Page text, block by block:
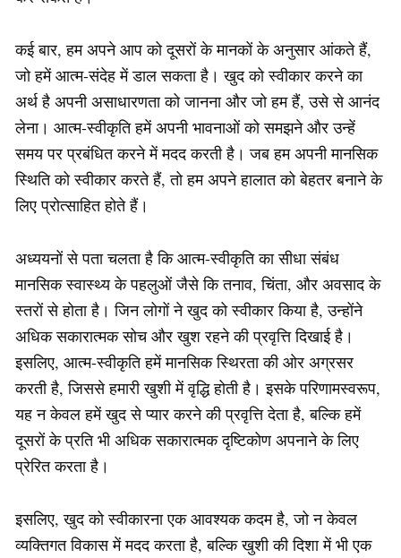
कई बार, हम अपने आप को दूसरों के मानकों के अनुसार आंकते हैं,
जो हमें आत्म-संदेह में डाल सकता है। खुद को स्वीकार करने का
अर्थ है अपनी असाधारणता को जानना और जो हम हैं, उसे से आनंद
लेना। आत्म-स्वीकृति हमें अपनी भावनाओं को समझने और उन्हें
समय पर प्रबंधित करने में मदद करती है। जब हम अपनी मानसिक
स्थिति को स्वीकार करते हैं, तो हम अपने हालात को बेहतर बनाने के
लिए प्रोत्साहित होते हैं।
अध्ययनों से पता चलता है कि आत्म-स्वीकृति का सीधा संबंध
मानसिक स्वास्थ्य के पहलुओं जैसे कि तनाव, चिंता, और अवसाद के
स्तरों से होता है। जिन लोगों ने खुद को स्वीकार किया है, उन्होंने
अधिक सकारात्मक सोच और खुश रहने की प्रवृत्ति दिखाई है।
इसलिए, आत्म-स्वीकृति हमें मानसिक स्थिरता की ओर अग्रसर
करती है, जिससे हमारी खुशी में वृद्धि होती है। इसके परिणामस्वरूप,
यह न केवल हमें खुद से प्यार करने की प्रवृत्ति देता है, बल्कि हमें
दूसरों के प्रति भी अधिक सकारात्मक दृष्टिकोण अपनाने के लिए
प्रेरित करता है।
इसलिए, खुद को स्वीकारना एक आवश्यक कदम है, जो न केवल
व्यक्तिगत विकास में मदद करता है, बल्कि खुशी की दिशा में भी एक